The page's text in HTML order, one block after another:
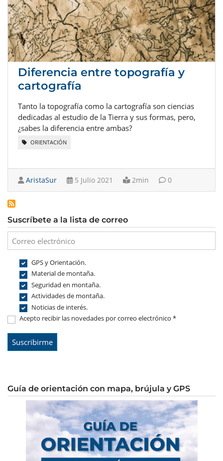
Diferencia entre topografía y
cartografía
Tanto la topografía como la cartografía son ciencias
dedicadas al estudio de la Tierra y sus formas, pero,
¿sabes la diferencia entre ambas?
ORIENTACIÓN
AristaSur 5 Julio 2021 2min 0
Suscríbete a la lista de correo
GPS y Orientación.
Material de montaña.
Seguridad en montaña.
Actividades de montaña.
Noticias de interés.
Acepto recibir las novedades por correo electrónico *
Guía de orientación con mapa, brújula y GPS